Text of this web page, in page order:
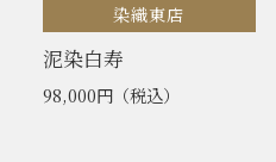
染織東店
泥染白寿
98,000円（税込）